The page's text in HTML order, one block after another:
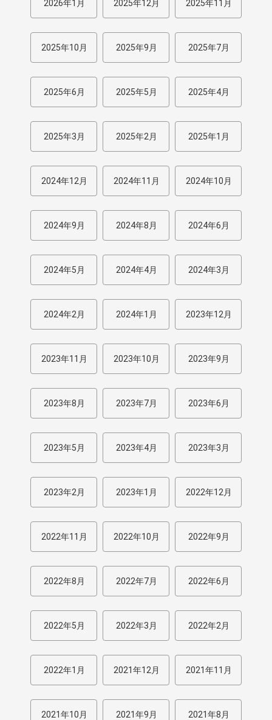
2026年1月 2025年12月 2025年11月
2025年10月 2025年9月 2025年7月
2025年6月 2025年5月 2025年4月
2025年3月 2025年2月 2025年1月
2024年12月 2024年11月 2024年10月
2024年9月 2024年8月 2024年6月
2024年5月 2024年4月 2024年3月
2024年2月 2024年1月 2023年12月
2023年11月 2023年10月 2023年9月
2023年8月 2023年7月 2023年6月
2023年5月 2023年4月 2023年3月
2023年2月 2023年1月 2022年12月
2022年11月 2022年10月 2022年9月
2022年8月 2022年7月 2022年6月
2022年5月 2022年3月 2022年2月
2022年1月 2021年12月 2021年11月
2021年10月 2021年9月 2021年8月